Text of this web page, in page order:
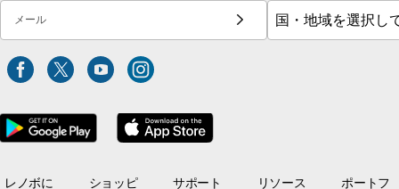
メール
レノボに
ショッピ
サポート リソース
ポートフ